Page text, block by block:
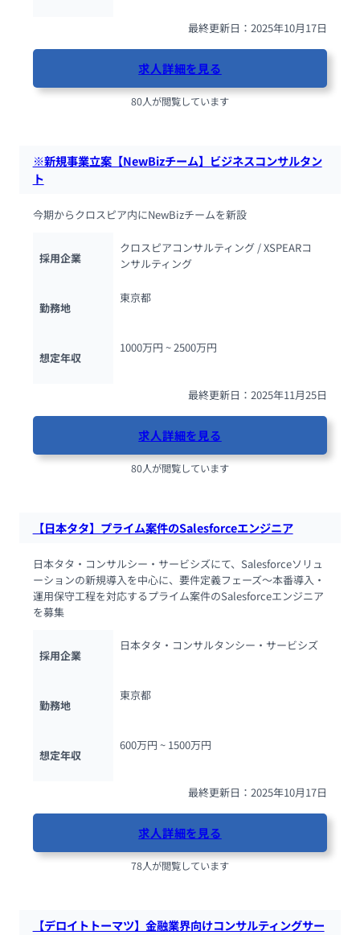
最終更新日：2025年10月17日
求人詳細を見る
80人が閲覧しています
※新規事業立案【NewBizチーム】ビジネスコンサルタン
ト
今期からクロスピア内にNewBizチームを新設
採用企業
クロスピアコンサルティング / XSPEARコ
ンサルティング
勤務地
東京都
想定年収
1000万円 ~ 2500万円
最終更新日：2025年11月25日
求人詳細を見る
80人が閲覧しています
【日本タタ】プライム案件のSalesforceエンジニア
日本タタ・コンサルシー・サービシズにて、Salesforceソリュ
ーションの新規導入を中心に、要件定義フェーズ～本番導入・
運用保守工程を対応するプライム案件のSalesforceエンジニア
を募集
採用企業
日本タタ・コンサルタンシー・サービシズ
勤務地
東京都
想定年収
600万円 ~ 1500万円
最終更新日：2025年10月17日
求人詳細を見る
78人が閲覧しています
【デロイトトーマツ】金融業界向けコンサルティングサー